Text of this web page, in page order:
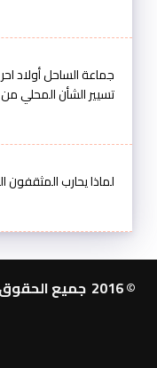
جماعة الساحل أولاد
تسيير الشأن المحلي
لماذا يحارب المثقفون
© 2016 جميع الحقوق محفوظة. طوب طوب 24